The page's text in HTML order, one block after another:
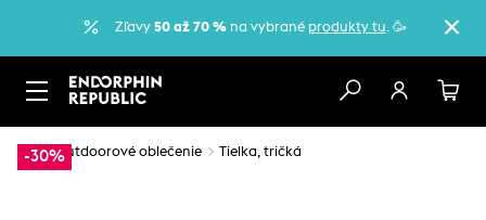
Zľavy 50 až 70 %na vybrané produkty tu. 🥳
-30%
… Outdoorové oblečenie Tielka, tričká